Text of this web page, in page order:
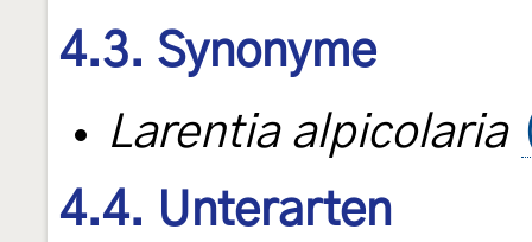
4.3. Synonyme
Larentia alpicolaria
4.4. Unterarten